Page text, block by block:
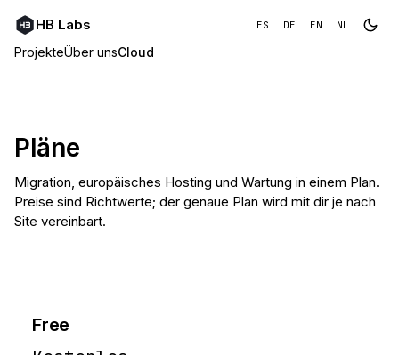
HB Labs
ProjekteÜber unsCloud
ES DE EN NL
Pläne
Migration, europäisches Hosting und Wartung in einem Plan.
Preise sind Richtwerte; der genaue Plan wird mit dir je nach
Site vereinbart.
Free